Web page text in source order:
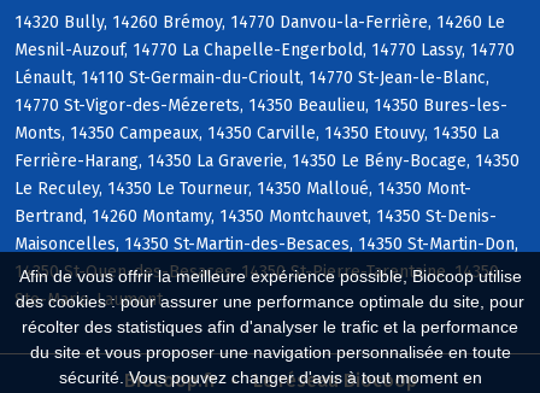
Afin de vous offrir la meilleure expérience possible, Biocoop utilise
des cookies : pour assurer une performance optimale du site, pour
récolter des statistiques afin d'analyser le trafic et la performance
du site et vous proposer une navigation personnalisée en toute
sécurité. Vous pouvez changer d'avis à tout moment en
14320 Bully, 14260 Brémoy, 14770 Danvou-la-Ferrière, 14260 Le
Mesnil-Auzouf, 14770 La Chapelle-Engerbold, 14770 Lassy, 14770
Lénault, 14110 St-Germain-du-Crioult, 14770 St-Jean-le-Blanc,
14770 St-Vigor-des-Mézerets, 14350 Beaulieu, 14350 Bures-les-
Monts, 14350 Campeaux, 14350 Carville, 14350 Etouvy, 14350 La
Ferrière-Harang, 14350 La Graverie, 14350 Le Bény-Bocage, 14350
Le Reculey, 14350 Le Tourneur, 14350 Malloué, 14350 Mont-
Bertrand, 14260 Montamy, 14350 Montchauvet, 14350 St-Denis-
Maisoncelles, 14350 St-Martin-des-Besaces, 14350 St-Martin-Don,
14350 St-Ouen-des-Besaces, 14350 St-Pierre-Tarentaine, 14350
Ste-Marie-Laumont
Biocoop.fr Le réseau Biocoop